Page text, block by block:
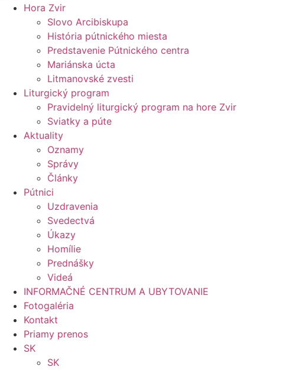
Hora Zvir
Slovo Arcibiskupa
História pútnického miesta
Predstavenie Pútnického centra
Mariánska úcta
Litmanovské zvesti
Liturgický program
Pravidelný liturgický program na hore Zvir
Sviatky a púte
Aktuality
Oznamy
Správy
Články
Pútnici
Uzdravenia
Svedectvá
Úkazy
Homílie
Prednášky
Videá
INFORMAČNÉ CENTRUM A UBYTOVANIE
Fotogaléria
Kontakt
Priamy prenos
SK
SK